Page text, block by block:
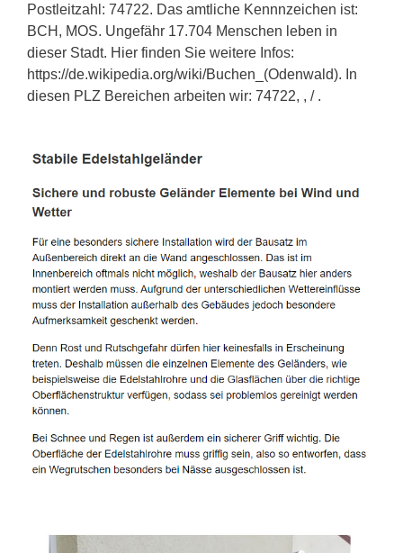
Postleitzahl: 74722. Das amtliche Kennnzeichen ist:
BCH, MOS. Ungefähr 17.704 Menschen leben in
dieser Stadt. Hier finden Sie weitere Infos:
https://de.wikipedia.org/wiki/Buchen_(Odenwald). In
diesen PLZ Bereichen arbeiten wir: 74722, , / .